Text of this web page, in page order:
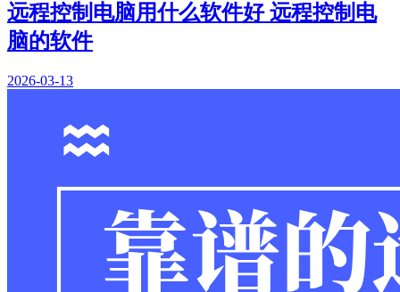
远程控制电脑用什么软件好 远程控制电
脑的软件
2026-03-13